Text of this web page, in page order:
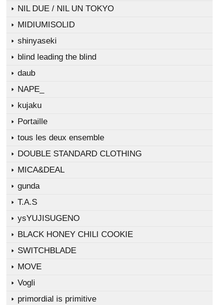
NIL DUE / NIL UN TOKYO
MIDIUMISOLID
shinyaseki
blind leading the blind
daub
NAPE_
kujaku
Portaille
tous les deux ensemble
DOUBLE STANDARD CLOTHING
MICA&DEAL
gunda
T.A.S
ysYUJISUGENO
BLACK HONEY CHILI COOKIE
SWITCHBLADE
MOVE
Vogli
primordial is primitive